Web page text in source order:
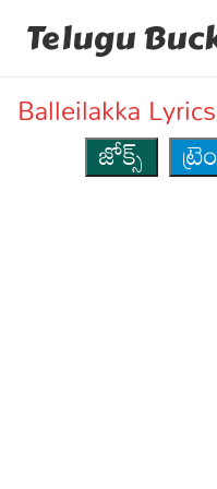
Telugu
Balleilakka
జోక్స్